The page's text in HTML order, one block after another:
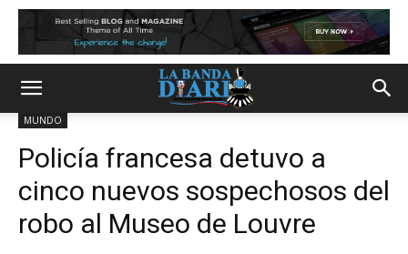
MUNDO
Policía francesa detuvo a
cinco nuevos sospechosos del
robo al Museo de Louvre